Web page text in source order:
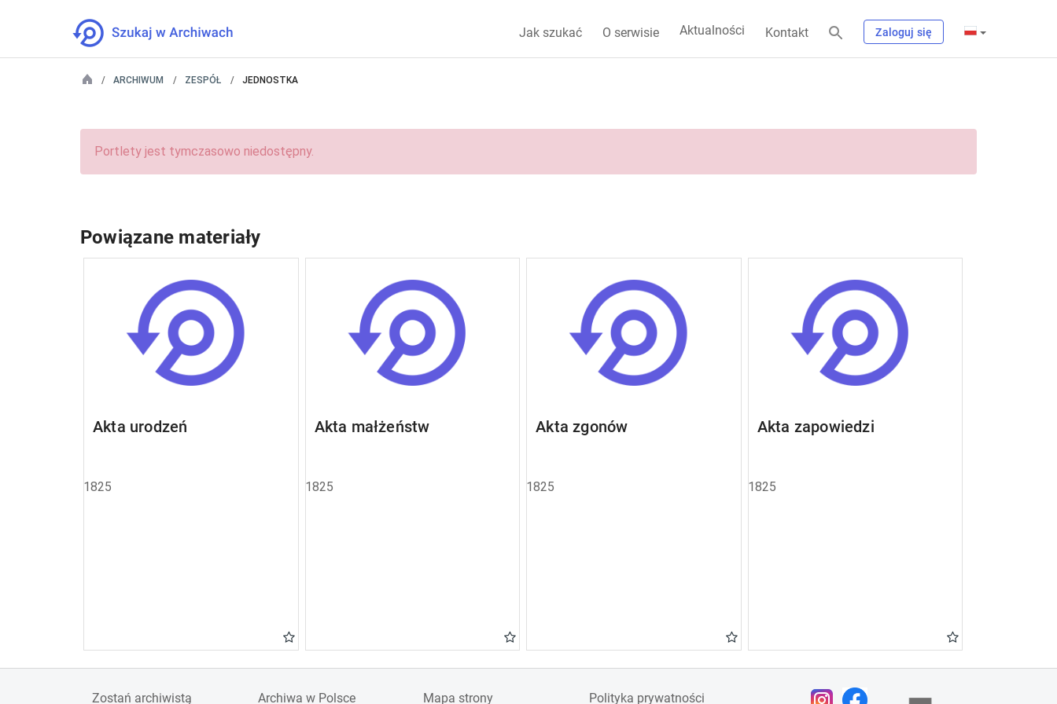
Jak szukać O serwisie Aktualności Kontakt Zaloguj się
ARCHIWUM ZESPÓŁ JEDNOSTKA
Portlety jest tymczasowo niedostępny.
Powiązane materiały
Akta urodzeń
1825
Akta małżeństw
1825
Akta zgonów
1825
Akta zapowiedzi
1825
Zostań archiwistą Archiwa w Polsce Mapa strony Polityka prywatności